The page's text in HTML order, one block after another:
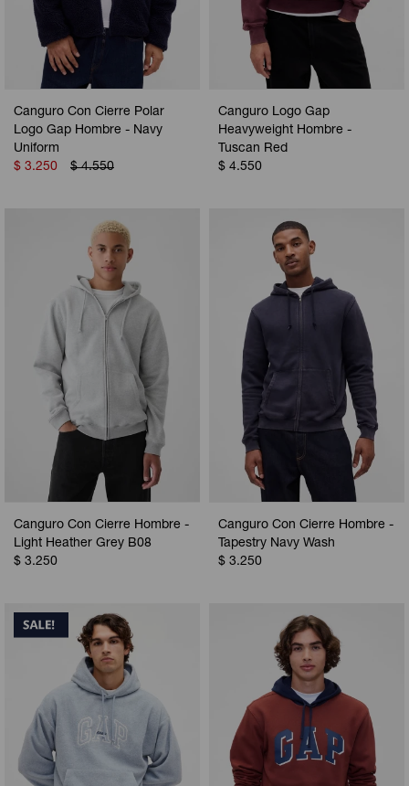
Canguro Con Cierre Polar
Logo Gap Hombre - Navy
Uniform
$ 3.250 $ 4.550
Canguro Logo Gap
Heavyweight Hombre -
Tuscan Red
$ 4.550
Canguro Con Cierre Hombre -
Light Heather Grey B08
$ 3.250
Canguro Con Cierre Hombre -
Tapestry Navy Wash
$ 3.250